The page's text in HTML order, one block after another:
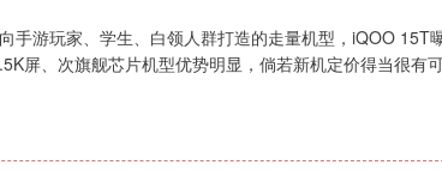
手游玩家、学生、白领人群打造的走量机型，iQOO 15T
屏、次旗舰芯片机型优势明显，倘若新机定价得当很有